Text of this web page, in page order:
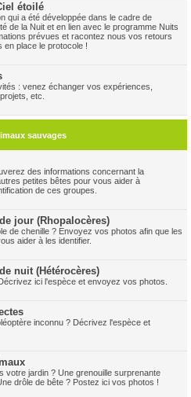
étoilé
qui a été développée dans le cadre de
de la Nuit et en lien avec le programme Nuits
prévues et racontez nous vos retours
place le protocole !
: venez échanger vos expériences,
etc.
sauvages
des informations concernant la
petites bêtes pour vous aider à
de ces groupes.
jour (Rhopalocères)
de chenille ? Envoyez vos photos afin que les
aider à les identifier.
nuit (Hétérocères)
ici l'espèce et envoyez vos photos.
inconnu ? Décrivez l'espèce et
votre jardin ? Une grenouille surprenante
drôle de bête ? Postez ici vos photos !